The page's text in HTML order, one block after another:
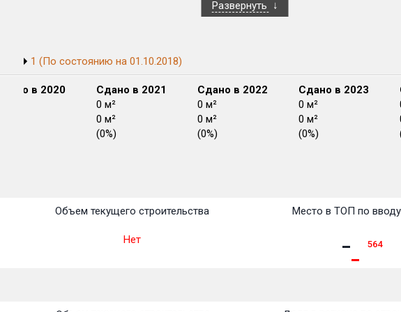
Развернуть
1 (По состоянию на 01.10.2018)
Сдано в 2020
Сдано в 2021
0 м²
0 м²
(0%)
Сдано в 2022
0 м²
0 м²
(0%)
Сдано в 2023
0 м²
0 м²
(0%)
Объем текущего строительства
Нет
Место в ТОП по
564